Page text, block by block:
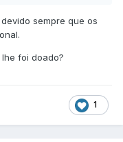
sempre que os
foi doado?
1